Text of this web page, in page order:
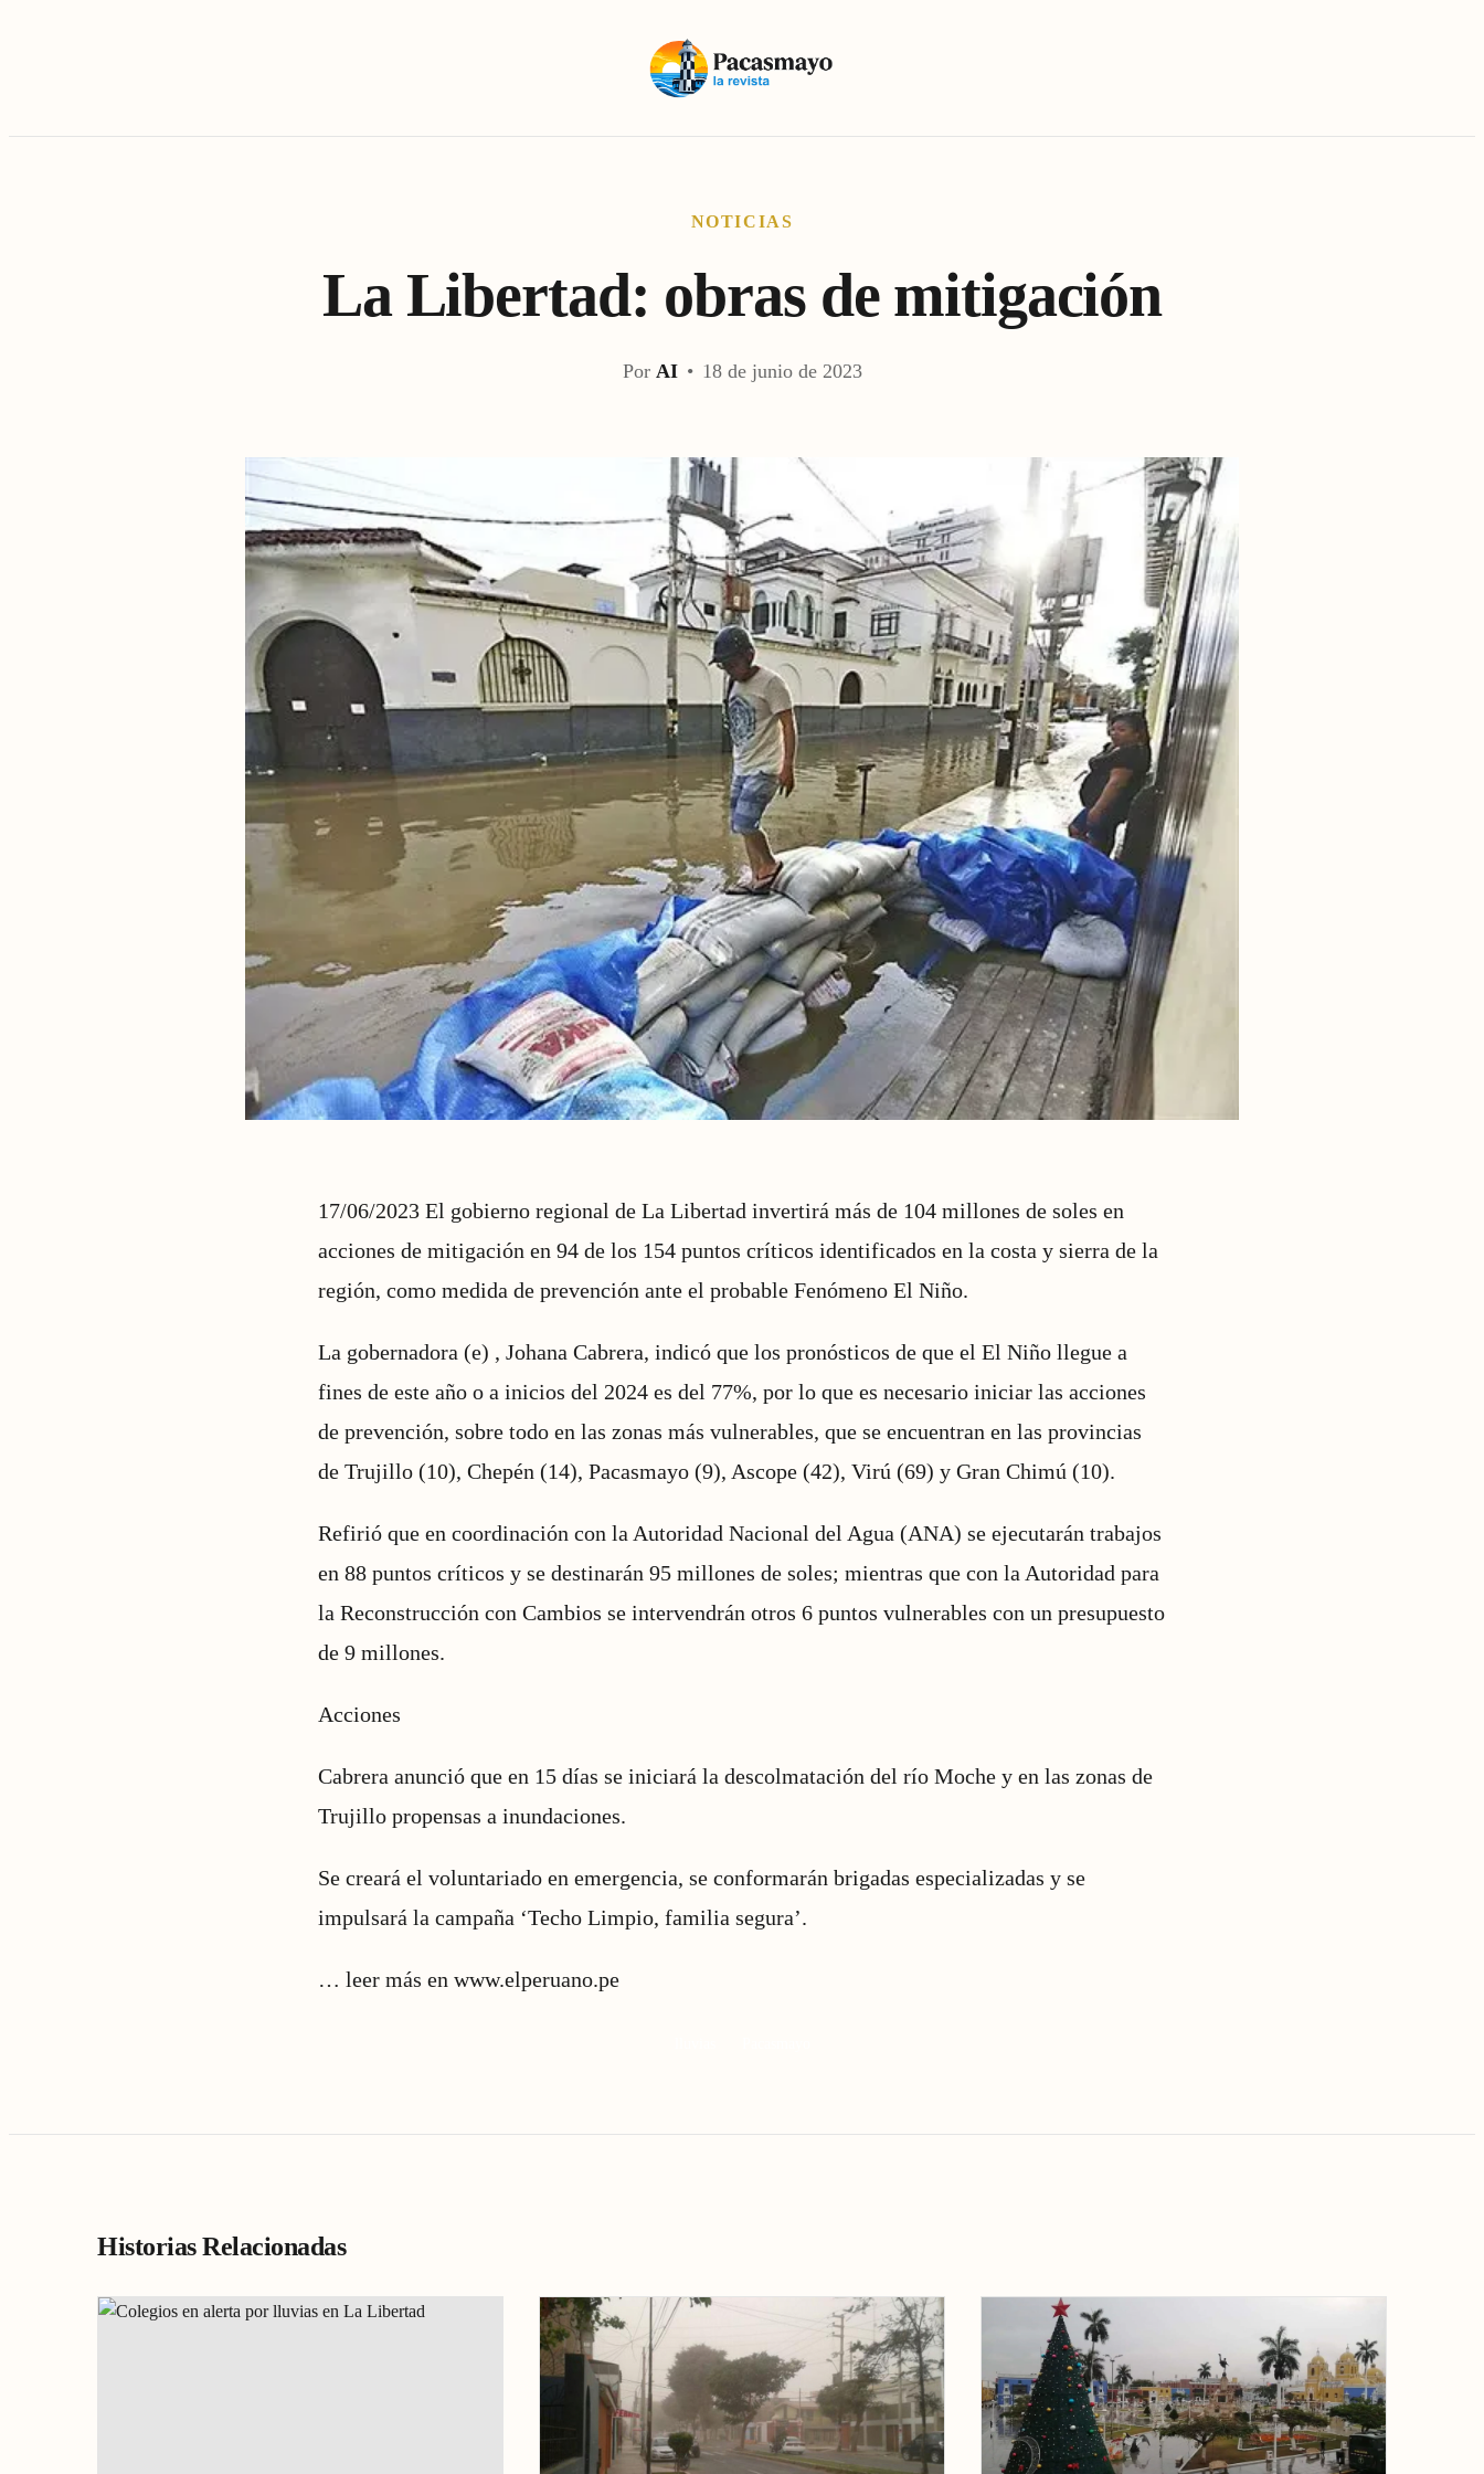
NOTICIAS
La Libertad: obras de mitigación
Por AI • 18 de junio de 2023
17/06/2023 El gobierno regional de La Libertad invertirá más de 104 millones de soles en
acciones de mitigación en 94 de los 154 puntos críticos identificados en la costa y sierra de la
región, como medida de prevención ante el probable Fenómeno El Niño.
La gobernadora (e) , Johana Cabrera, indicó que los pronósticos de que el El Niño llegue a
fines de este año o a inicios del 2024 es del 77%, por lo que es necesario iniciar las acciones
de prevención, sobre todo en las zonas más vulnerables, que se encuentran en las provincias
de Trujillo (10), Chepén (14), Pacasmayo (9), Ascope (42), Virú (69) y Gran Chimú (10).
Refirió que en coordinación con la Autoridad Nacional del Agua (ANA) se ejecutarán trabajos
en 88 puntos críticos y se destinarán 95 millones de soles; mientras que con la Autoridad para
la Reconstrucción con Cambios se intervendrán otros 6 puntos vulnerables con un presupuesto
de 9 millones.
Acciones
Cabrera anunció que en 15 días se iniciará la descolmatación del río Moche y en las zonas de
Trujillo propensas a inundaciones.
Se creará el voluntariado en emergencia, se conformarán brigadas especializadas y se
impulsará la campaña ‘Techo Limpio, familia segura’.
… leer más en www.elperuano.pe
Historias Relacionadas